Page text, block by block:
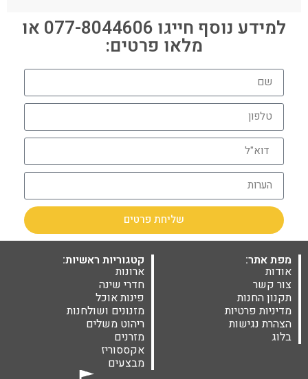
למידע נוסף חייגו 077-8044606 או
מלאו פרטים:
שליחת פרטים
מפת אתר:
אודות
צור קשר
תקנון החנות
מדיניות פרטיות
הצהרת נגישות
בלוג
קטגוריות ראשיות:
ארונות
חדרי שינה
פינות אוכל
מזנונים ושולחנות
ריהוט משלים
מזרנים
אקססוריז
מבצעים